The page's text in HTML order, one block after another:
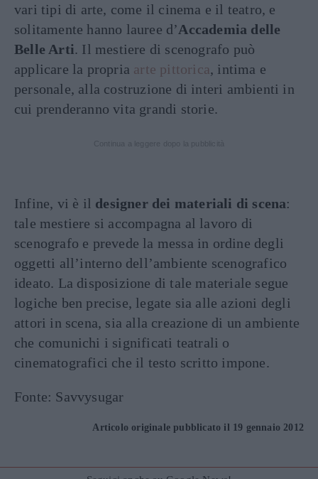
vari tipi di arte, come il cinema e il teatro, e
solitamente hanno lauree d’Accademia delle
Belle Arti. Il mestiere di scenografo può
applicare la propria arte pittorica, intima e
personale, alla costruzione di interi ambienti in
cui prenderanno vita grandi storie.
Infine, vi è il designer dei materiali di scena:
tale mestiere si accompagna al lavoro di
scenografo e prevede la messa in ordine degli
oggetti all’interno dell’ambiente scenografico
ideato. La disposizione di tale materiale segue
logiche ben precise, legate sia alle azioni degli
attori in scena, sia alla creazione di un ambiente
che comunichi i significati teatrali o
cinematografici che il testo scritto impone.
Fonte: Savvysugar
Articolo originale pubblicato il 19 gennaio 2012